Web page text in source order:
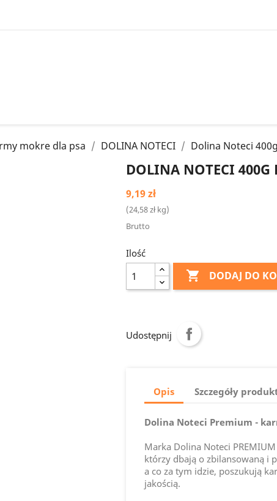
mokre dla psa DOLINA NOTECI Dolina Noteci
DOLINA NOTECI 400G
9,19 zł
(24,58 zł kg)
Brutto
Ilość
 DODAJ DO
Udostępnij
Opis Szczegóły
Dolina Noteci Premium -
Marka Dolina Noteci
którzy dbają o zbilansowaną i
a co za tym idzie, poszukują
jakością.